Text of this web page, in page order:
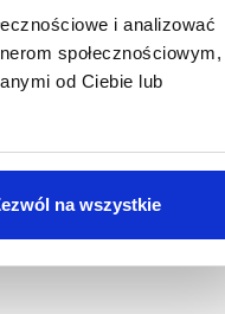
i analizować
społecznościowym,
od Ciebie lub
na wszystkie
Dołącz do ponad